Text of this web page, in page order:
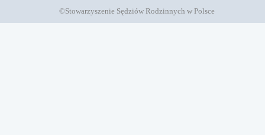
©Stowarzyszenie Sędziów Rodzinnych w Polsce